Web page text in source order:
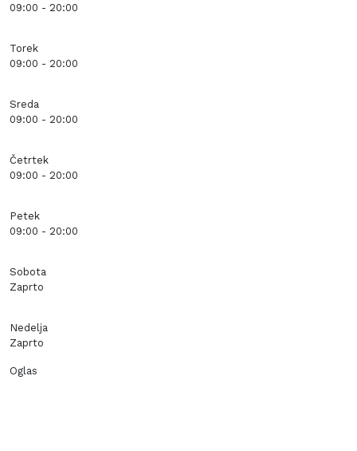
09:00 - 20:00
Torek
09:00 - 20:00
Sreda
09:00 - 20:00
Četrtek
09:00 - 20:00
Petek
09:00 - 20:00
Sobota
Zaprto
Nedelja
Zaprto
Oglas